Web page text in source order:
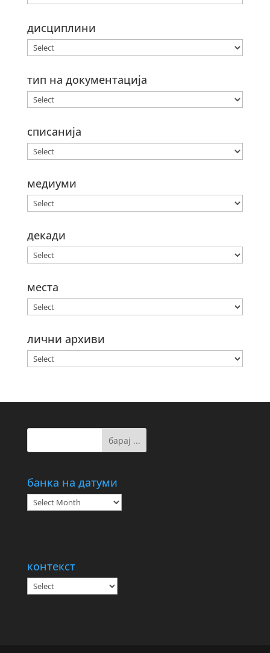
дисциплини
тип на документација
списанија
медиуми
декади
места
лични архиви
банка на датуми
банка
на
контекст